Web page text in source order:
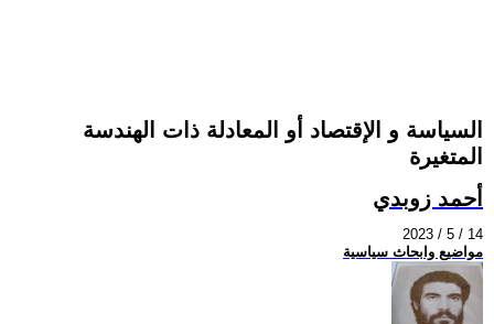
السياسة و الإقتصاد أو المعادلة ذات الهندسة
المتغيرة
أحمد زوبدي
2023 / 5 / 14
مواضيع وابحاث سياسية